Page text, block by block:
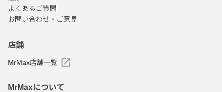
よくあるご質問
お問い合わせ・ご意見
店舗
MrMax店舗一覧
MrMaxについて